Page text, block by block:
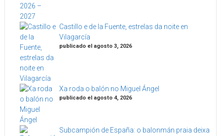
Castillo e de la Fuente, estrelas da noite en
Vilagarcía
publicado el agosto 3, 2026
Xa roda o balón no Miguel Ángel
publicado el agosto 4, 2026
Subcampión de España: o balonmán praia deixa